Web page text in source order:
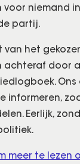
voor niemand
partij.
van het
achteraf door
Ons
informeren,
Eerlijk,
meer te